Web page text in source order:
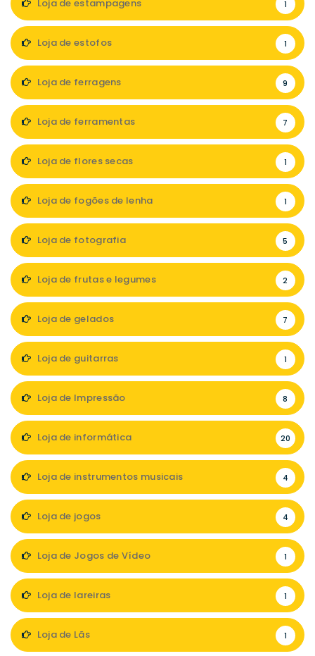
Loja de estampagens 1
Loja de estofos 1
Loja de ferragens 9
Loja de ferramentas 7
Loja de flores secas 1
Loja de fogões de lenha 1
Loja de fotografia 5
Loja de frutas e legumes 2
Loja de gelados 7
Loja de guitarras 1
Loja de Impressão 8
Loja de informática 20
Loja de instrumentos musicais 4
Loja de jogos 4
Loja de Jogos de Vídeo 1
Loja de lareiras 1
Loja de Lãs 1